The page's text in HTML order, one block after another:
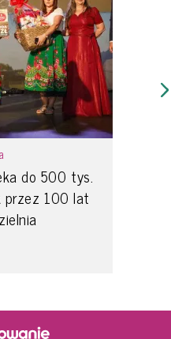
do 500 tys.
przez 100 lat